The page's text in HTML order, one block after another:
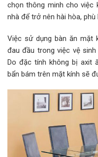
chọn thông minh cho việc
nhà để trở nên hài hòa, phù
Việc sử dụng bàn ăn mặt
đau đầu trong việc vệ
Do đặc tính không bị axit
bẩn bám trên mặt kính sẽ